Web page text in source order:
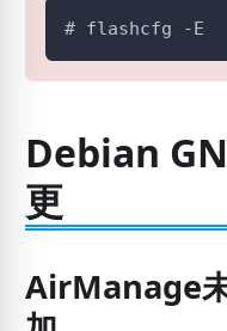
# flashcfg -E
Debian
更
AirManage